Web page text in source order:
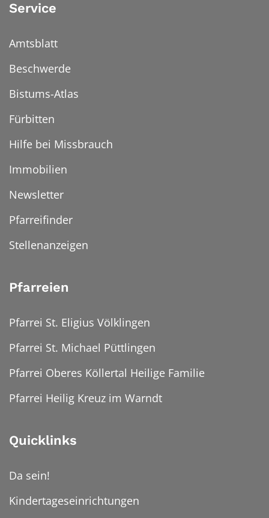
Service
Amtsblatt
Beschwerde
Bistums-Atlas
Fürbitten
Hilfe bei Missbrauch
Immobilien
Newsletter
Pfarreifinder
Stellenanzeigen
Pfarreien
Pfarrei St. Eligius Völklingen
Pfarrei St. Michael Püttlingen
Pfarrei Oberes Köllertal Heilige Familie
Pfarrei Heilig Kreuz im Warndt
Quicklinks
Da sein!
Kindertageseinrichtungen